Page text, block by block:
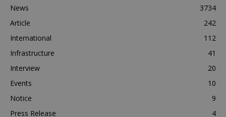
News
3734
Article
242
International
112
Infrastructure
41
Interview
20
Events
10
Notice
9
Press Release
4